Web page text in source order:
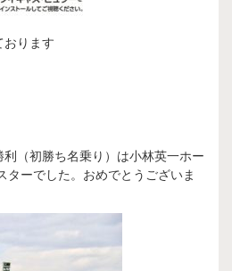
おります
（初勝ち名乗り）は小林英一ホー
ターでした。おめでとうございま